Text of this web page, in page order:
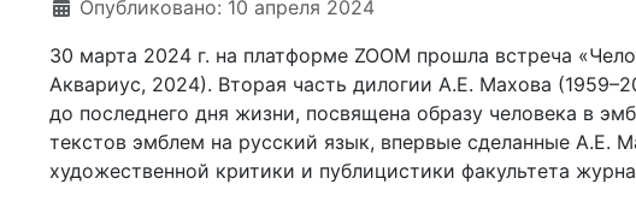
Информация о материале
Опубликовано: 10 апреля 2024
30 марта 2024 г. на платформе ZOOM прошла встреча
Аквариус, 2024). Вторая часть дилогии А.Е. Махова
до последнего дня жизни, посвящена образу человека в
текстов эмблем на русский язык, впервые сделанные А.Е.
художественной критики и публицистики факультета